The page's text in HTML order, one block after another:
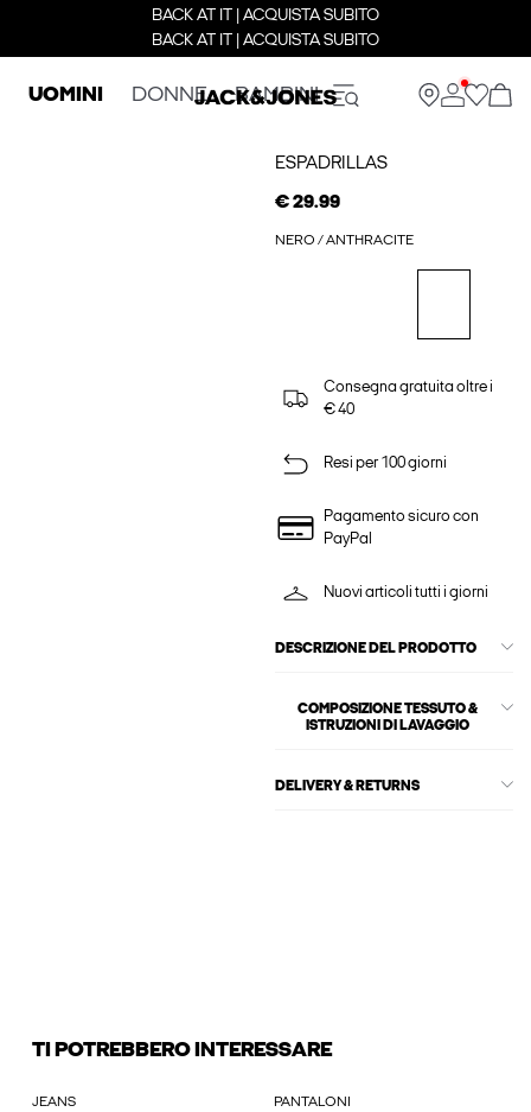
BACK AT IT | ACQUISTA SUBITO
BACK AT IT | ACQUISTA SUBITO
UOMINI DONNE BAMBINI
ESPADRILLAS
€ 29.99
NERO / ANTHRACITE
Consegna gratuita oltre i
€ 40
Resi per 100 giorni
Pagamento sicuro con
PayPal
Nuovi articoli tutti i giorni
DESCRIZIONE DEL PRODOTTO
COMPOSIZIONE TESSUTO &
ISTRUZIONI DI LAVAGGIO
DELIVERY & RETURNS
TI POTREBBERO INTERESSARE
JEANS PANTALONI